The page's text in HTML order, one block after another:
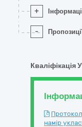
+
-
Кваліфікація
намір